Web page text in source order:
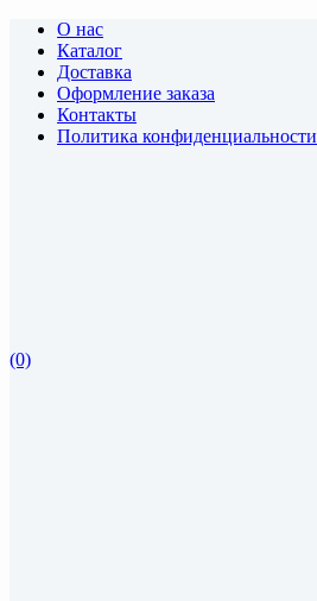
О нас
Каталог
Доставка
Оформление заказа
Контакты
Политика конфиденциальности
(0)